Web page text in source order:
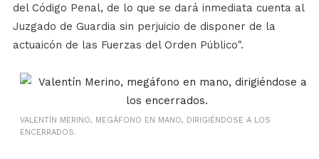
del Código Penal, de lo que se dará inmediata cuenta al
Juzgado de Guardia sin perjuicio de disponer de la
actuaicón de las Fuerzas del Orden Público".
VALENTÍN MERINO, MEGÁFONO EN MANO, DIRIGIÉNDOSE A LOS
ENCERRADOS.